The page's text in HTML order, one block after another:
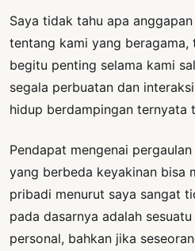
Saya tidak tahu apa
tentang kami yang
begitu penting selama kami
segala perbuatan dan
hidup berdampingan ternyata
Pendapat mengenai
yang berbeda keyakinan bisa
pribadi menurut saya sangat
pada dasarnya adalah
personal, bahkan jika